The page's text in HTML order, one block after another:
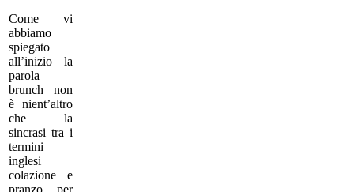
Come vi
abbiamo
spiegato
all’inizio la
parola
brunch non
è nient’altro
che la
sincrasi tra i
termini
inglesi
colazione e
pranzo, per